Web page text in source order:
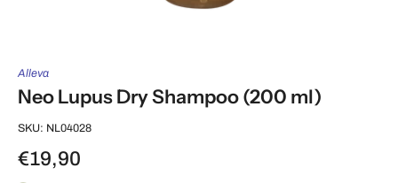
Alleva
Neo Lupus Dry Shampoo (200 ml)
SKU: NL04028
€19,90